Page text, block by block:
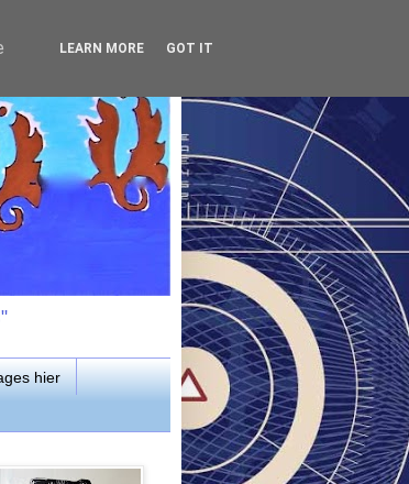
hier
LEARN MORE GOT IT